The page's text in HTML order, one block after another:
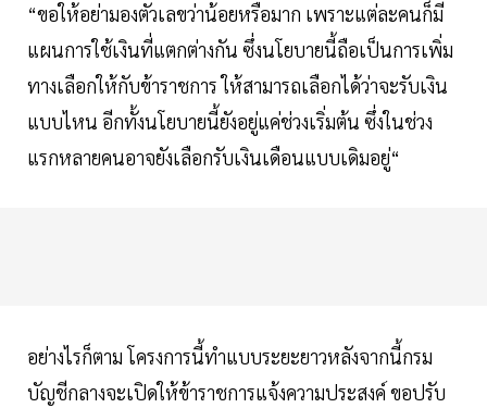
“ขอให้อย่ามองตัวเลขว่าน้อยหรือมาก เพราะแต่ละคนก็มี
แผนการใช้เงินที่แตกต่างกัน ซึ่งนโยบายนี้ถือเป็นการเพิ่ม
ทางเลือกให้กับข้าราชการ ให้สามารถเลือกได้ว่าจะรับเงิน
แบบไหน อีกทั้งนโยบายนี้ยังอยู่แค่ช่วงเริ่มต้น ซึ่งในช่วง
แรกหลายคนอาจยังเลือกรับเงินเดือนแบบเดิมอยู่“
อย่างไรก็ตาม โครงการนี้ทำแบบระยะยาวหลังจากนี้กรม
บัญชีกลางจะเปิดให้ข้าราชการแจ้งความประสงค์ ขอปรับ